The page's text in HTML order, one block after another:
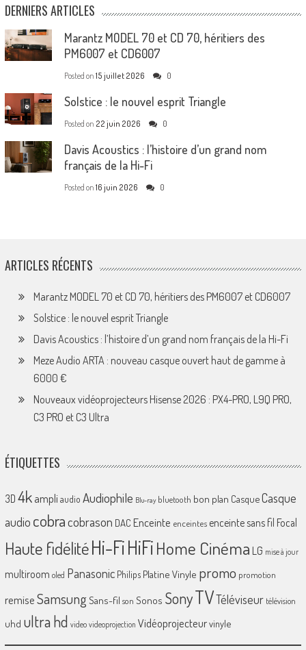
DERNIERS ARTICLES
Marantz MODEL 70 et CD 70, héritiers des
PM6007 et CD6007
Posted on 15 juillet 2026 0
Solstice : le nouvel esprit Triangle
Posted on 22 juin 2026 0
Davis Acoustics : l’histoire d’un grand nom
français de la Hi-Fi
Posted on 16 juin 2026 0
ARTICLES RÉCENTS
Marantz MODEL 70 et CD 70, héritiers des PM6007 et CD6007
Solstice : le nouvel esprit Triangle
Davis Acoustics : l’histoire d’un grand nom français de la Hi-Fi
Meze Audio ARTA : nouveau casque ouvert haut de gamme à
6000 €
Nouveaux vidéoprojecteurs Hisense 2026 : PX4-PRO, L9Q PRO,
C3 PRO et C3 Ultra
ÉTIQUETTES
3D 4k ampliaudio Audiophile Blu-ray bluetooth bon plan CasqueCasque
audio cobracobrason DAC Enceinte enceintes enceinte sans fil Focal
Haute fidélitéHi-FiHiFiHome Cinéma LG mise à jour
multiroom oled Panasonic Philips Platine Vinyle promo promotion
remiseSamsungSans-fil son Sonos SonyTVTéléviseur télévision
uhd ultra hd video videoprojection Vidéoprojecteurvinyle